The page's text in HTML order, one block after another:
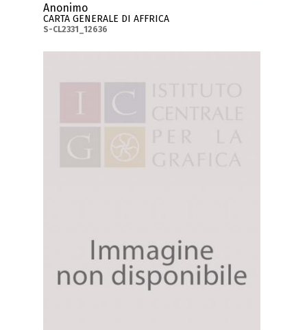
Anonimo
CARTA GENERALE DI AFFRICA
S-CL2331_12636